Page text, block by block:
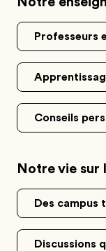
Professeurs
Conseils
Notre vie sur
Des campus
Discussions